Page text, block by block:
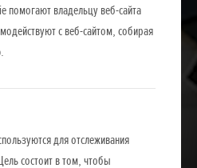
помогают владельцу веб-сайта
с веб-сайтом, собирая
для отслеживания
состоит в том, чтобы